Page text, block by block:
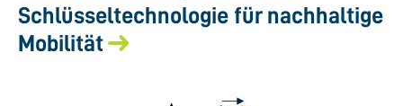
Schlüsseltechnologie für nachhaltige
Mobilität